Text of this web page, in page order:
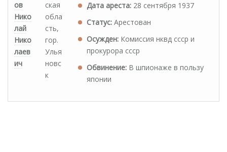
ов
Нико
лай
Нико
лаев
ич
ская
обла
сть,
гор.
Улья
новс
к
Дата ареста: 28 сентября 1937
Статус: Арестован
Осужден: Комиссия нквд ссср и
прокурора ссср
Обвинение: В шпионаже в пользу
японии